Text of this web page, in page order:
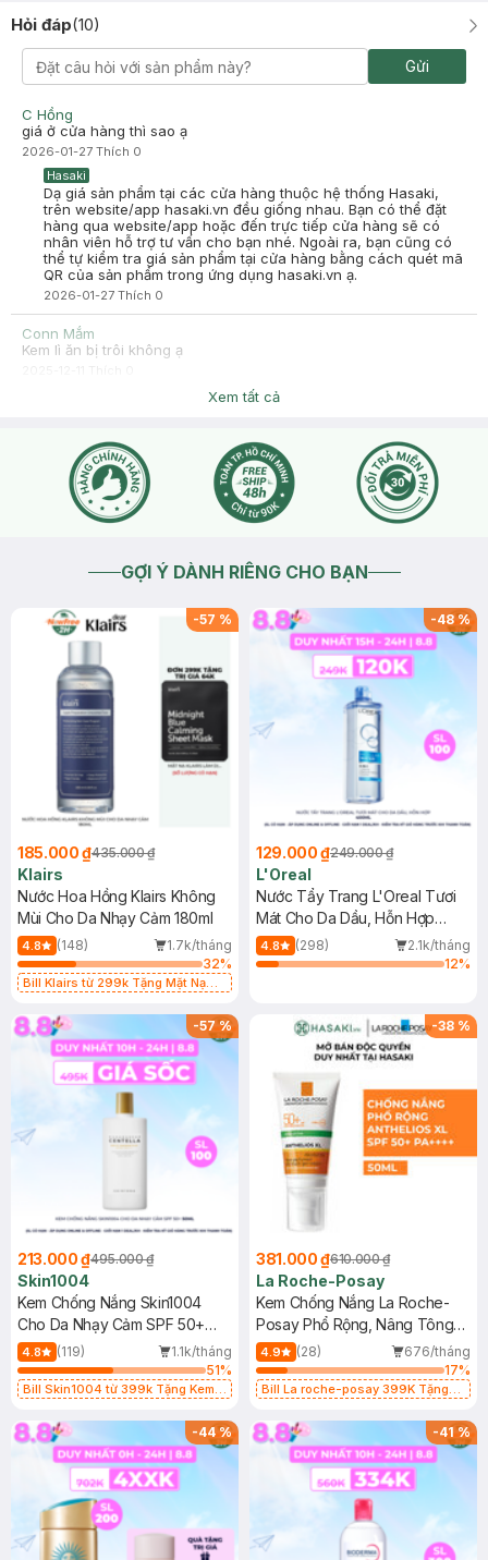
lấy giấy khô chùi cũng không bị trôi như son khác
Hỏi đáp(10)
Gửi
C Hồng
giá ở cửa hàng thì sao ạ
2026-01-27 Thích 0
Hasaki
Dạ giá sản phẩm tại các cửa hàng thuộc hệ thống Hasaki,
trên website/app hasaki.vn đều giống nhau. Bạn có thể đặt
hàng qua website/app hoặc đến trực tiếp cửa hàng sẽ có
nhân viên hỗ trợ tư vấn cho bạn nhé. Ngoài ra, bạn cũng có
thể tự kiểm tra giá sản phẩm tại cửa hàng bằng cách quét mã
QR của sản phẩm trong ứng dụng hasaki.vn ạ.
2026-01-27 Thích 0
Conn Mắm
Kem lì ăn bị trôi không ạ
2025-12-11Thích
Xem tất cả
GỢI Ý DÀNH RIÊNG CHO BẠN
-57 %
185.000 ₫435.000 ₫
Klairs
Nước Hoa Hồng Klairs Không
Mùi Cho Da Nhạy Cảm 180ml
4.8 (148)
1.7k/tháng
32%
Bill Klairs từ 299k Tặng Mặt Nạ
25ml (SL Có Hạn)
-48%
129.000 ₫249.000 ₫
L'Oreal
Nước Tẩy Trang L'Oreal Tươi
Mát Cho Da Dầu, Hỗn Hợp
400ml
4.8 (298)
2.1k/tháng
12%
-57%
213.000 ₫495.000 ₫
Skin1004
Kem Chống Nắng Skin1004
Cho Da Nhạy Cảm SPF 50+
50ml
4.8 (119)
1.1k/tháng
51%
Bill Skin1004 từ 399k Tặng Kem
SPF 50+ 20ml (SL Có Hạn)
-38 %
381.000 ₫610.000 ₫
La Roche-Posay
Kem Chống Nắng La Roche-
Posay Phổ Rộng, Nâng Tông
Kiềm Dầu 50ml
4.9 (28)
676/tháng
17%
Bill La roche-posay 399K Tặng
(SL có hạn)
-44% -41%